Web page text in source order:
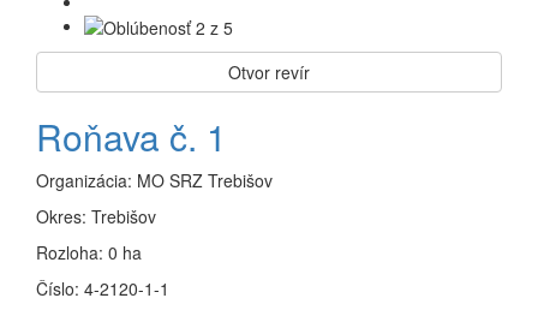
Otvor revír
Roňava č. 1
Organizácia: MO SRZ Trebišov
Okres: Trebišov
Rozloha: 0 ha
Číslo: 4-2120-1-1